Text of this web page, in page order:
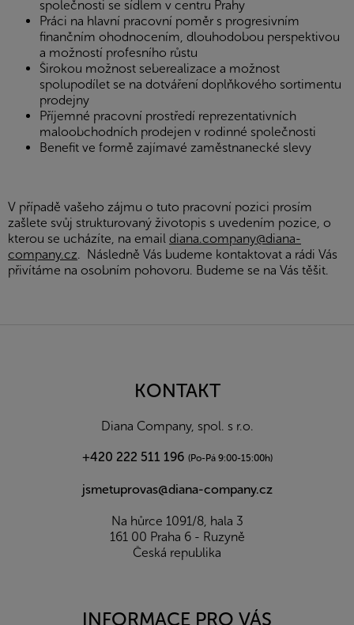
společnosti se sídlem v centru Prahy
Práci na hlavní pracovní poměr s progresivním
finančním ohodnocením, dlouhodobou perspektivou
a možností profesního růstu
Širokou možnost seberealizace a možnost
spolupodílet se na dotváření doplňkového sortimentu
prodejny
Příjemné pracovní prostředí reprezentativních
maloobchodních prodejen v rodinné společnosti
Benefit ve formě zajímavé zaměstnanecké slevy
V případě vašeho zájmu o tuto pracovní pozici prosím
zašlete svůj strukturovaný životopis s uvedením pozice, o
kterou se ucházíte, na email diana.company@diana-
company.cz. Následně Vás budeme kontaktovat a rádi Vás
přivítáme na osobním pohovoru. Budeme se na Vás těšit.
KONTAKT
Diana Company, spol. s r.o.
+420 222 511 196 (Po-Pá 9:00-15:00h)
jsmetuprovas@diana-company.cz
Na hůrce 1091/8, hala 3
161 00 Praha 6 - Ruzyně
Česká republika
INFORMACE PRO VÁS